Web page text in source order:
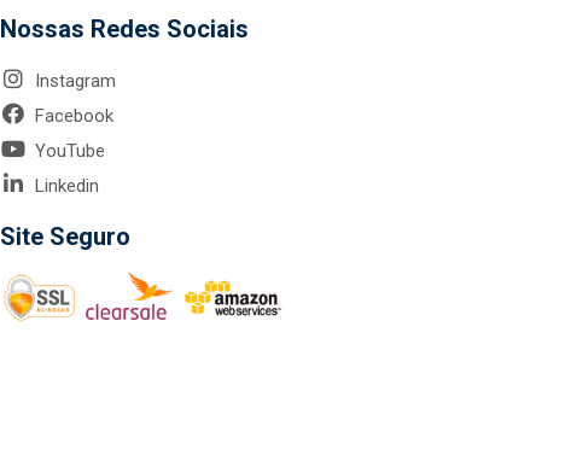
Nossas Redes Sociais
Instagram
Facebook
YouTube
Linkedin
Site Seguro